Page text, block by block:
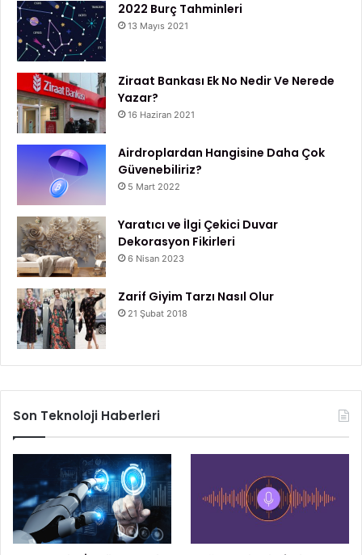
2022 Burç Tahminleri
13 Mayıs 2021
Ziraat Bankası Ek No Nedir Ve Nerede
Yazar?
16 Haziran 2021
Airdroplardan Hangisine Daha Çok
Güvenebiliriz?
5 Mart 2022
Yaratıcı ve İlgi Çekici Duvar
Dekorasyon Fikirleri
6 Nisan 2023
Zarif Giyim Tarzı Nasıl Olur
21 Şubat 2018
Son Teknoloji Haberleri